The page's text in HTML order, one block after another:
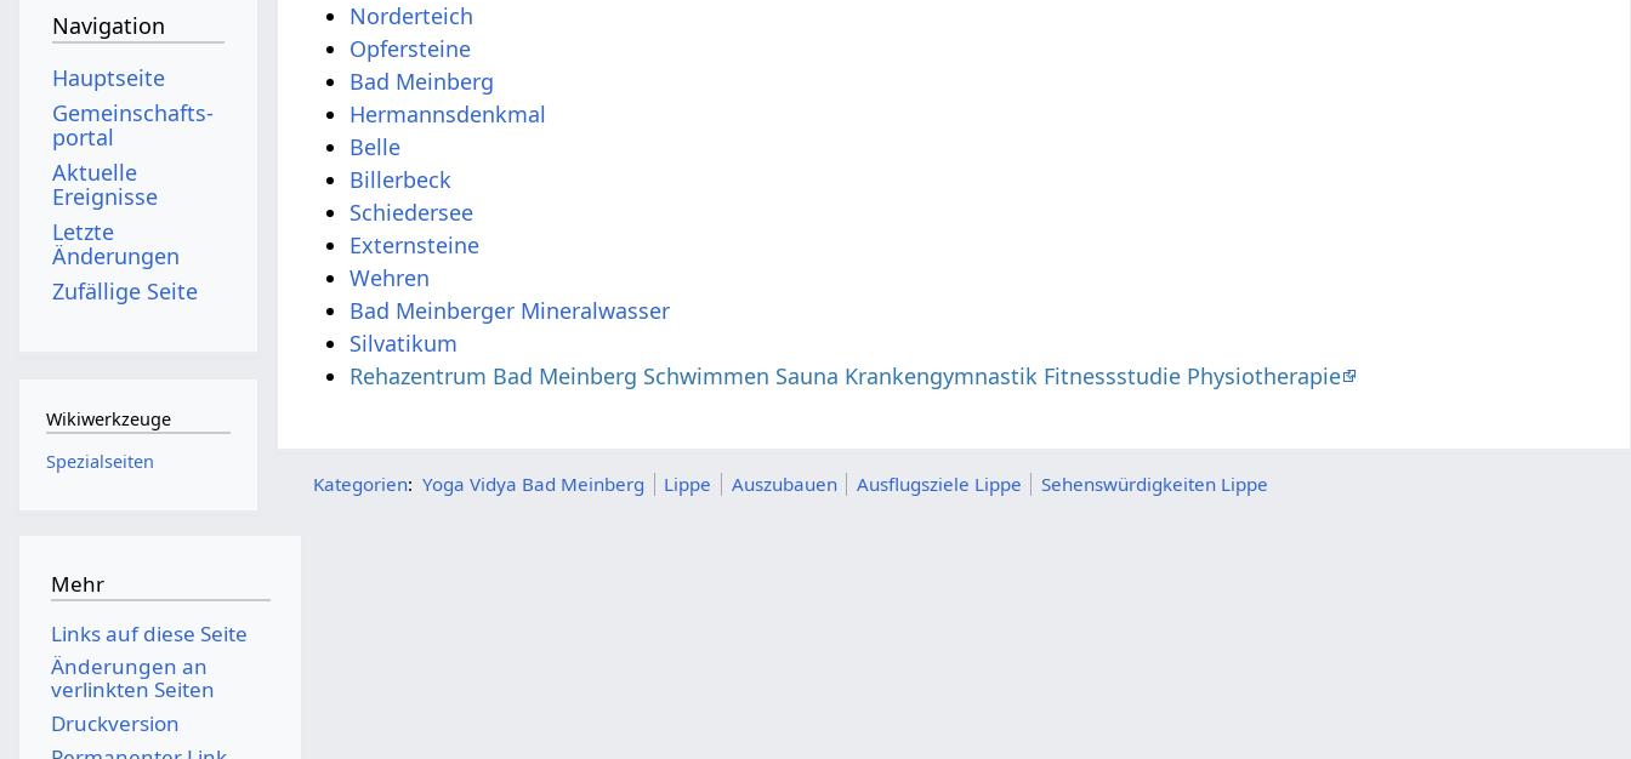
Norderteich
Opfersteine
Bad Meinberg
Hermannsdenkmal
Belle
Billerbeck
Schiedersee
Externsteine
Wehren
Bad Meinberger Mineralwasser
Silvatikum
Rehazentrum Bad Meinberg Schwimmen Sauna Krankengymnastik Fitnessstudie Physiotherapie
Kategorien: Yoga Vidya Bad Meinberg Lippe Auszubauen Ausflugsziele Lippe Sehenswürdigkeiten Lippe
Navigation
Hauptseite
Gemeinschafts­
portal
Aktuelle
Ereignisse
Letzte
Änderungen
Zufällige Seite
Wikiwerkzeuge
Spezialseiten
Mehr
Links auf diese Seite
Änderungen an
verlinkten Seiten
Druckversion